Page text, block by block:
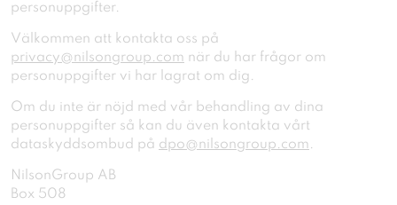
personuppgifter.
Välkommen att kontakta oss på
privacy@nilsongroup.com när du har frågor om
personuppgifter vi har lagrat om dig.
Om du inte är nöjd med vår behandling av dina
personuppgifter så kan du även kontakta vårt
dataskyddsombud på dpo@nilsongroup.com.
NilsonGroup AB
Box 508